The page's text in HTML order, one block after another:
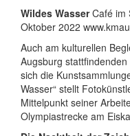
Wildes WasserCafé im
Oktober 2022
Auch am kulturellen
Augsburg
sich die
Wasser“ stellt
Mittelpunkt seiner
Olympiastrecke am